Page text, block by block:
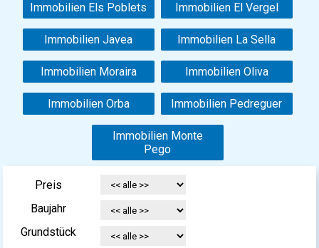
Immobilien Els Poblets Immobilien El Vergel
Immobilien Javea Immobilien La Sella
Immobilien Moraira Immobilien Oliva
Immobilien Orba Immobilien Pedreguer
Immobilien Monte
Pego
Preis
Baujahr
Grundstück